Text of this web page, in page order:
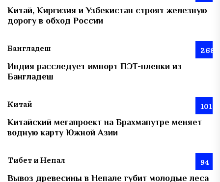
Китай, Киргизия и Узбекистан строят железную
дорогу в обход России
Бангладеш 268
Индия расследует импорт ПЭТ-пленки из
Бангладеш
Китай 101
Китайский мегапроект на Брахмапутре меняет
водную карту Южной Азии
Тибет и Непал 94
Вывоз древесины в Непале губит молодые леса